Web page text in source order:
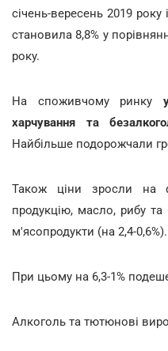
січень-вересень 2019
становила 8,8% у
року.
На споживчому ринку
харчування та
Найбільше подорожчали
Також ціни зросли на
продукцію, масло, рибу
м'ясопродукти (на 2,4-0,6%).
При цьому на 6,3-1%
Алкоголь та тютюнові